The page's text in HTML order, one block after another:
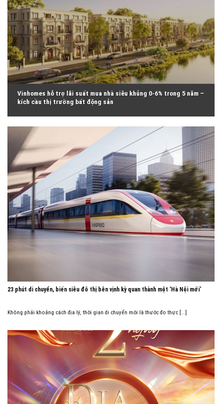
Vinhomes hỗ trợ lãi suất mua nhà siêu khủng 0-6% trong 5 năm –
kích cầu thị trường bất động sản
23 phút di chuyển, biến siêu đô thị bên vịnh kỳ quan thành một ‘Hà Nội mới’
Không phải khoảng cách địa lý, thời gian di chuyển mới là thước đo thực [...]